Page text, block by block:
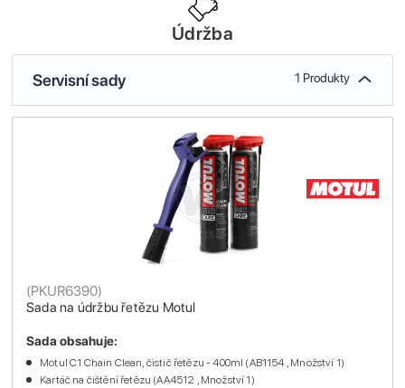
Údržba
Servisní sady 1 Produkty
Sada na údržbu řetězu Motul
(PKUR6390)
Sada obsahuje:
Motul C1 Chain Clean, čistič řetězu - 400ml (AB1154 , Množství 1)
Kartáč na čištění řetězu (AA4512 , Množství 1)